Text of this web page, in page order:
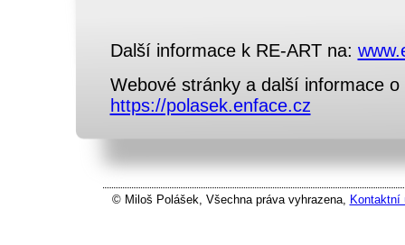
Další informace k RE-ART na:
Webové stránky a další informace o
https://polasek.enface.cz
© Miloš Polášek, Všechna práva vyhrazena, Kontaktní